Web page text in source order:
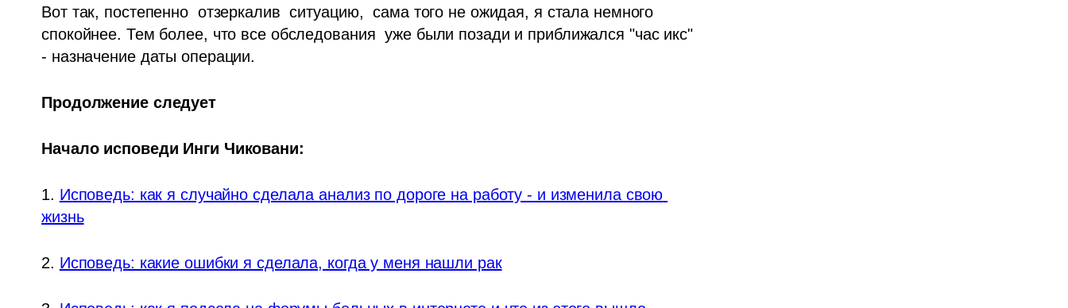
Вот так, постепенно  отзеркалив  ситуацию,  сама того не ожидая, я стала немного
спокойнее. Тем более, что все обследования  уже были позади и приближался "час икс"
- назначение даты операции.
Продолжение следует
Начало исповеди Инги Чиковани:
1. Исповедь: как я случайно сделала анализ по дороге на работу - и изменила свою
жизнь
2. Исповедь: какие ошибки я сделала, когда у меня нашли рак